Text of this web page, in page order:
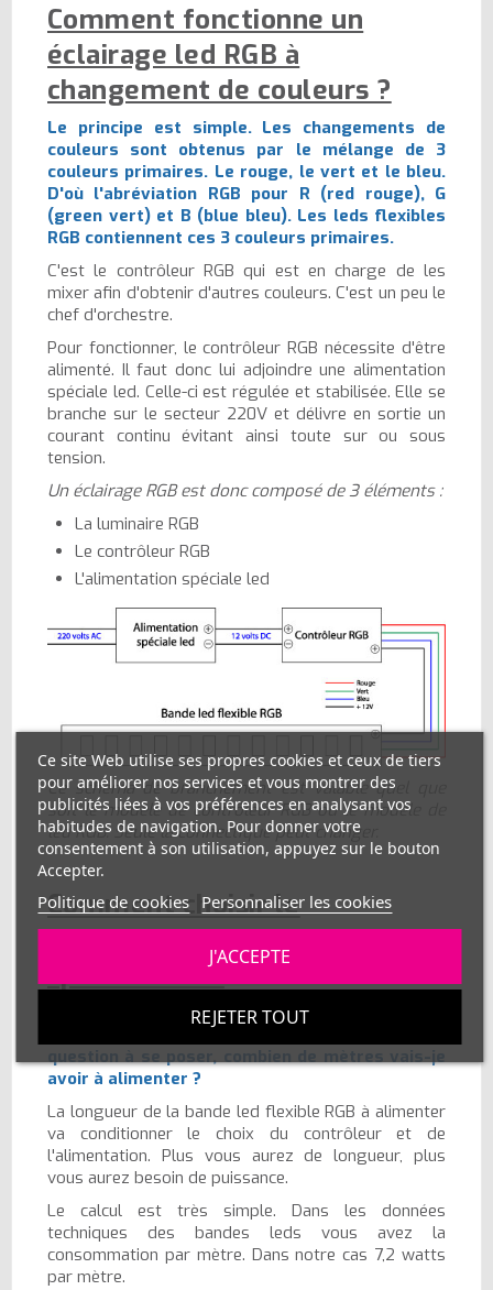
Comment fonctionne un
éclairage led RGB à
changement de couleurs ?
Le principe est simple. Les changements de
couleurs sont obtenus par le mélange de 3
couleurs primaires. Le rouge, le vert et le bleu.
D'où l'abréviation RGB pour R (red rouge), G
(green vert) et B (blue bleu). Les leds flexibles
RGB contiennent ces 3 couleurs primaires.
C'est le contrôleur RGB qui est en charge de les
mixer afin d'obtenir d'autres couleurs. C'est un peu le
chef d'orchestre.
Pour fonctionner, le contrôleur RGB nécessite d'être
alimenté. Il faut donc lui adjoindre une alimentation
spéciale led. Celle-ci est régulée et stabilisée. Elle se
branche sur le secteur 220V et délivre en sortie un
courant continu évitant ainsi toute sur ou sous
tension.
Un éclairage RGB est donc composé de 3 éléments :
La luminaire RGB
Le contrôleur RGB
L'alimentation spéciale led
Ce schéma de branchement est valable quel que
soit le modèle de contrôleur RGB ou le modèle de
led RGB. Seule la connectique peut changer.
Comment choisir le
contrôleur et l'alimentation
spéciale led ?
Exemple avec une bande led RGB classique 30
leds par mètre alimentée en 12 volts. Une seule
question à se poser, combien de mètres vais-je
avoir à alimenter ?
La longueur de la bande led flexible RGB à alimenter
va conditionner le choix du contrôleur et de
l'alimentation. Plus vous aurez de longueur, plus
vous aurez besoin de puissance.
Le calcul est très simple. Dans les données
techniques des bandes leds vous avez la
consommation par mètre. Dans notre cas 7,2 watts
par mètre.
Ce site Web utilise ses propres cookies et ceux de tiers
pour améliorer nos services et vous montrer des
publicités liées à vos préférences en analysant vos
habitudes de navigation. Pour donner votre
consentement à son utilisation, appuyez sur le bouton
Accepter.
Politique de cookies Personnaliser les cookies
REJETER TOUT
J'ACCEPTE